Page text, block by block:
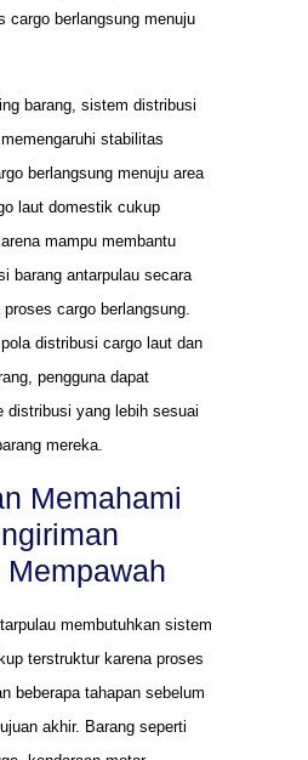
cargo berlangsung menuju
barang, sistem distribusi
stabilitas
berlangsung menuju area
laut domestik cukup
mampu membantu
barang antarpulau secara
cargo berlangsung.
distribusi cargo laut dan
pengguna dapat
distribusi yang lebih sesuai
mereka.
Memahami
membutuhkan sistem
terstruktur karena proses
beberapa tahapan sebelum
akhir. Barang seperti